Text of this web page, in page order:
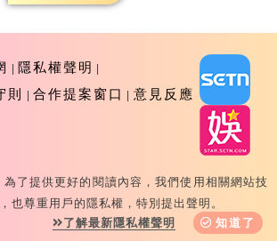
隱私權聲明
則
合作提案窗口 意見反應
Sanlih E-Television All Rights
盜用必究 台北市內湖區舊宗路一段159
號 02-8792-8888
為了提供更好的閱讀內容，我們使用相關網站技
也尊重用戶的隱私權，特別提出聲明。
了解最新隱私權聲明
知道了